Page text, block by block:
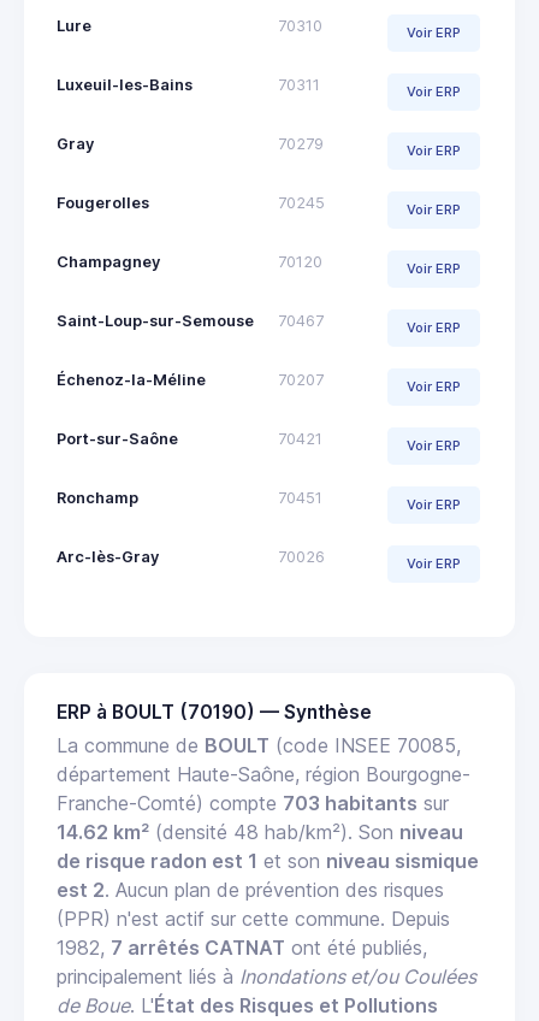
Lure 70310 Voir ERP
Luxeuil-les-Bains 70311 Voir ERP
Gray 70279 Voir ERP
Fougerolles 70245 Voir ERP
Champagney 70120 Voir ERP
Saint-Loup-sur-Semouse 70467 Voir ERP
Échenoz-la-Méline 70207 Voir ERP
Port-sur-Saône 70421 Voir ERP
Ronchamp 70451 Voir ERP
Arc-lès-Gray 70026 Voir ERP
ERP à BOULT (70190) — Synthèse
La commune de BOULT (code INSEE 70085,
département Haute-Saône, région Bourgogne-
Franche-Comté) compte 703 habitants sur
14.62 km² (densité 48 hab/km²). Son niveau
de risque radon est 1 et son niveau sismique
est 2. Aucun plan de prévention des risques
(PPR) n'est actif sur cette commune. Depuis
1982, 7 arrêtés CATNAT ont été publiés,
principalement liés à Inondations et/ou Coulées
de Boue. L'État des Risques et Pollutions